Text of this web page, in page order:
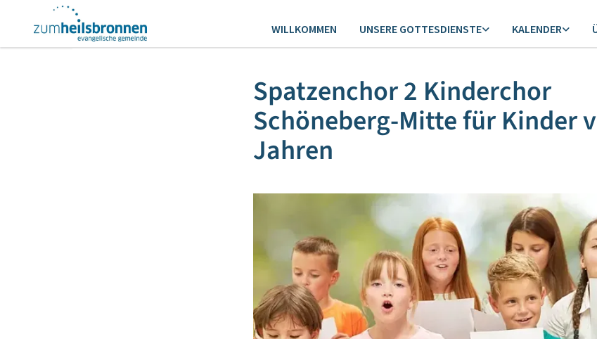
WILLKOMMEN UNSERE GOTTESDIENSTE KALENDER
Spatzenchor 2 Kinderchor
Schöneberg-Mitte für Kinder
Jahren